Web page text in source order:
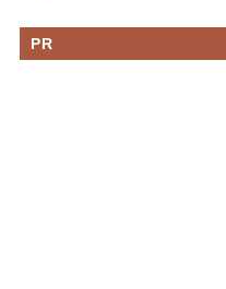
PR